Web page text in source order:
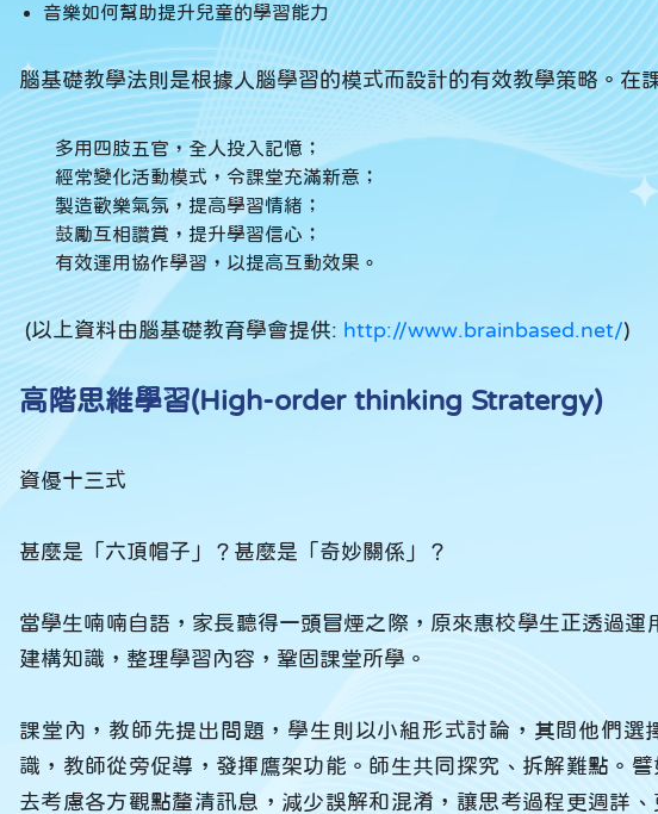
音樂如何幫助提升兒童的學習能力
腦基礎教學法則是根據人腦學習的模式而設計的有效教學策略。在
多用四肢五官，全人投入記憶；
經常變化活動模式，令課堂充滿新意；
製造歡樂氣氛，提高學習情緒；
鼓勵互相讚賞，提升學習信心；
有效運用協作學習，以提高互動效果。
(以上資料由腦基礎教育學會提供: http://www.brainbased.net/)
高階思維學習(High-order thinking Stratergy​)
資優十三式
甚麼是「六頂帽子」？甚麼是「奇妙關係」？
當學生喃喃自語，家長聽得一頭冒煙之際，原來惠校學生正透過運
建構知識，整理學習內容，鞏固課堂所學。
課堂內，教師先提出問題，學生則以小組形式討論，其間他們選
識，教師從旁促導，發揮鷹架功能。師生共同探究、拆解難點。
去考慮各方觀點釐清訊息，減少誤解和混淆，讓思考過程更週詳